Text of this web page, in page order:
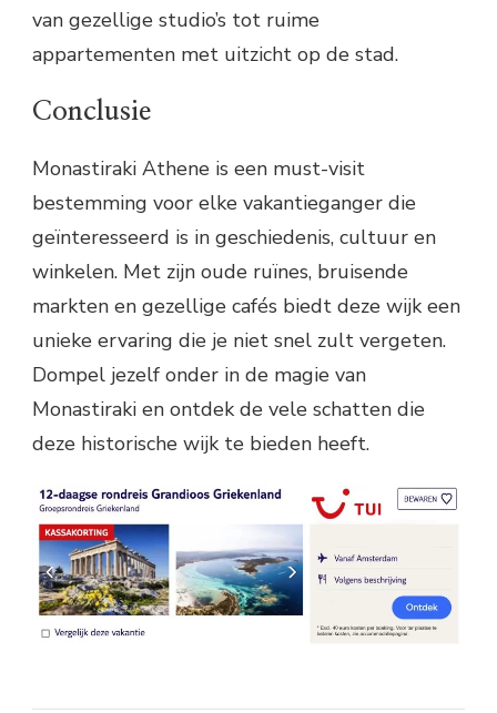
van gezellige studio’s tot ruime
appartementen met uitzicht op de stad.
Conclusie
Monastiraki Athene is een must-visit
bestemming voor elke vakantieganger die
geïnteresseerd is in geschiedenis, cultuur en
winkelen. Met zijn oude ruïnes, bruisende
markten en gezellige cafés biedt deze wijk een
unieke ervaring die je niet snel zult vergeten.
Dompel jezelf onder in de magie van
Monastiraki en ontdek de vele schatten die
deze historische wijk te bieden heeft.